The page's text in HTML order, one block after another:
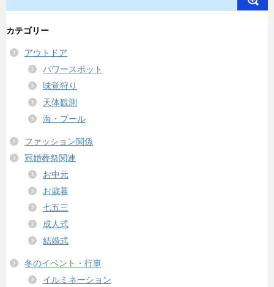
カテゴリー
アウトドア
パワースポット
味覚狩り
天体観測
海・プール
ファッション関係
冠婚葬祭関連
お中元
お歳暮
七五三
成人式
結婚式
冬のイベント・行事
イルミネーション